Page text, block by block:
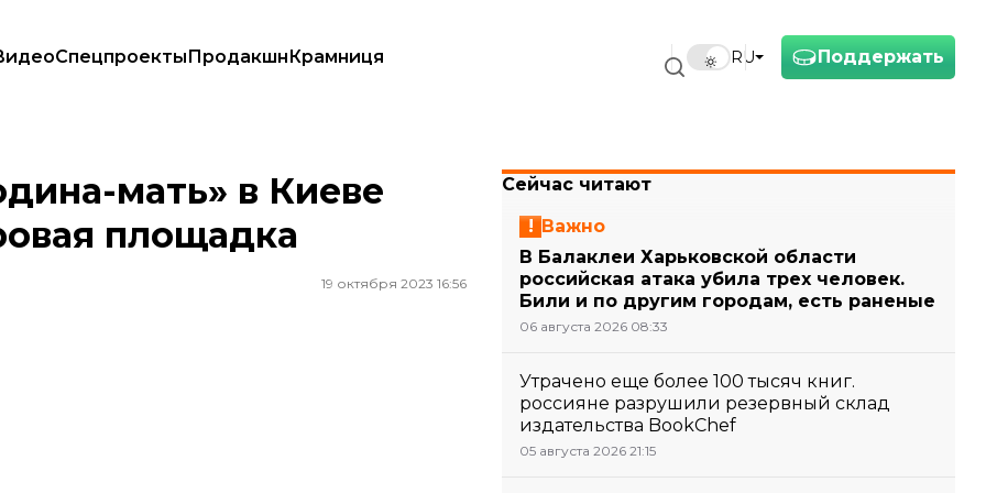
Поддержать
RU
СпецпроектыПродакшнКрамниця
площадка
мать» в Киеве
площадка
19 октября 2023 16:56
Сейчас читают
Важно
В Балаклеи Харьковской области
российская атака убила трех человек.
Били и по другим городам, есть раненые
06 августа 2026 08:33
Утрачено еще более 100 тысяч книг.
россияне разрушили резервный склад
издательства BookChef
05 августа 2026 21:15